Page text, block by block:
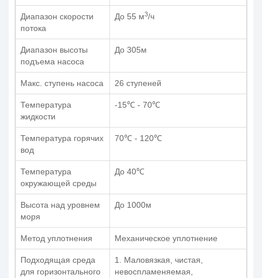
Диапазон скорости
потока
До 55 м3/ч
Диапазон высоты
подъема насоса
До 305м
Макс. ступень насоса 26 ступеней
Температура
жидкости
-15℃ - 70℃
Температура горячих
вод
70℃ - 120℃
Температура
окружающей среды
До 40℃
Высота над уровнем
моря
До 1000м
Метод уплотнения Механическое уплотнение
Подходящая среда
для горизонтального
1. Маловязкая, чистая,
невоспламеняемая,